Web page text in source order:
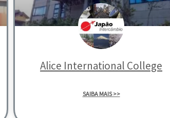
Alice International College
SAIBA MAIS >>